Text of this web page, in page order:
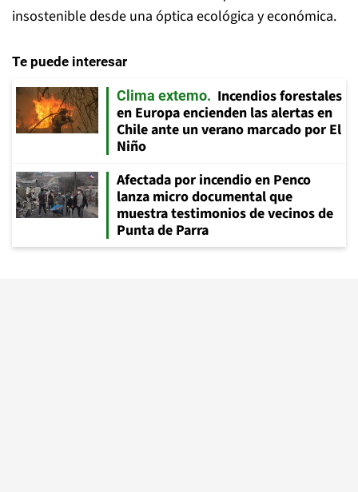
insostenible desde una óptica ecológica y económica.
Te puede interesar
Clima extemo
Incendios forestales
en Europa encienden las alertas en
Chile ante un verano marcado por El
Niño
Afectada por incendio en Penco
lanza micro documental que
muestra testimonios de vecinos de
Punta de Parra